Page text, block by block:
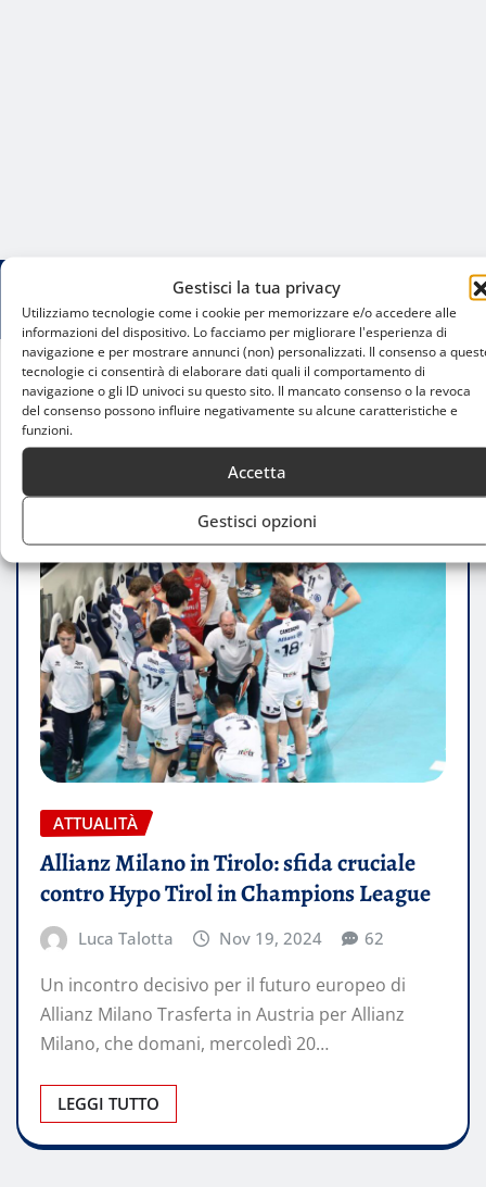
Gestisci la tua privacy
Utilizziamo tecnologie come i cookie per memorizzare e/o accedere alle
informazioni del dispositivo. Lo facciamo per migliorare l'esperienza di
navigazione e per mostrare annunci (non) personalizzati. Il consenso a
tecnologie ci consentirà di elaborare dati quali il comportamento di
navigazione o gli ID univoci su questo sito. Il mancato consenso o la revoca
del consenso possono influire negativamente su alcune caratteristiche e
funzioni.
Accetta
Gestisci opzioni
Home
Allianz Milano in Tirolo: sfida cruciale contro Hypo
Tirol in Champions League
ATTUALITÀ
Allianz Milano in Tirolo: sfida cruciale
contro Hypo Tirol in Champions League
Luca Talotta Nov 19, 2024 62
Un incontro decisivo per il futuro europeo di
Allianz Milano Trasferta in Austria per Allianz
Milano, che domani, mercoledì 20…
LEGGI TUTTO